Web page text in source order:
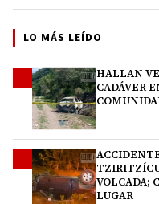
LO MÁS LEÍDO
HALLAN
CADÁVER
VOLCADA;
LUGAR